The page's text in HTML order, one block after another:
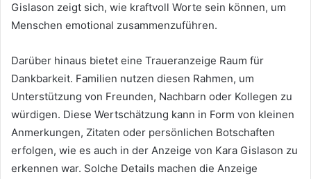
Gislason zeigt sich, wie kraftvoll Worte sein können, um
Menschen emotional zusammenzuführen.
Darüber hinaus bietet eine Traueranzeige Raum für
Dankbarkeit. Familien nutzen diesen Rahmen, um
Unterstützung von Freunden, Nachbarn oder Kollegen zu
würdigen. Diese Wertschätzung kann in Form von kleinen
Anmerkungen, Zitaten oder persönlichen Botschaften
erfolgen, wie es auch in der Anzeige von Kara Gislason zu
erkennen war. Solche Details machen die Anzeige